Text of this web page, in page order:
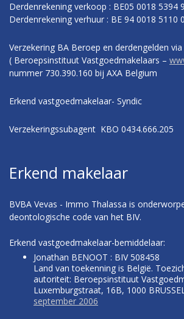
Derdenrekening verkoop : BE05 0018 5394
Derdenrekening verhuur : BE 94 0018 5110
Verzekering BA Beroep en derdengelden
( Beroepsinstituut Vastgoedmakelaars –
nummer 730.390.160 bij AXA Belgium
Erkend vastgoedmakelaar- Syndic
Verzekeringssubagent KBO 0434.666.205
Erkend makelaar
BVBA Vevas - Immo Thalassa is
deontologische code van het BIV.
Erkend vastgoedmakelaar-bemiddelaar:
Jonathan BENOOT : BIV 508458
Land van toekenning is België.
autoriteit: Beroepsinstituut
Luxemburgstraat, 16B, 1000
september 2006